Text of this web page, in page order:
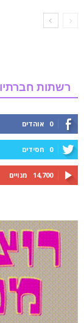
רשתות
0 אוהדים
0 חסידים
14,700 מנויים